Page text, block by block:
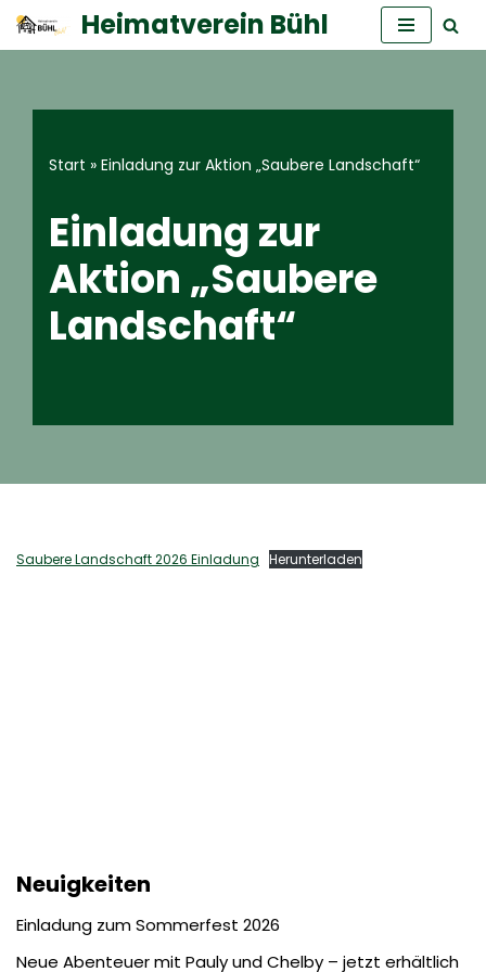
springen
Heimatverein Bühl
Start » Einladung zur Aktion „Saubere Landschaft“
Einladung zur
Aktion „Saubere
Landschaft“
Saubere Landschaft 2026 Einladung Herunterladen
Neuigkeiten
Einladung zum Sommerfest 2026
Neue Abenteuer mit Pauly und Chelby – jetzt erhältlich